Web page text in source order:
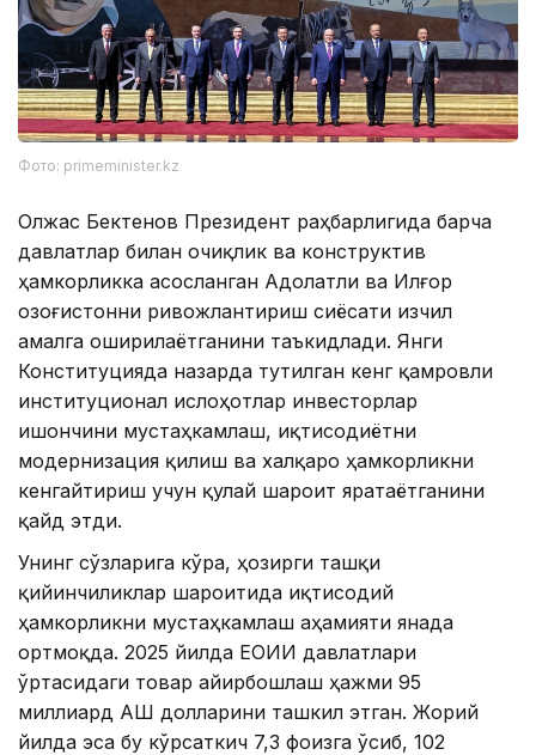
Фото: primeminister.kz
Олжас Бектенов Президент раҳбарлигида барча
давлатлар билан очиқлик ва конструктив
ҳамкорликка асосланган Адолатли ва Илғор
Қозоғистонни ривожлантириш сиёсати изчил
амалга оширилаётганини таъкидлади. Янги
Конституцияда назарда тутилган кенг қамровли
институционал ислоҳотлар инвесторлар
ишончини мустаҳкамлаш, иқтисодиётни
модернизация қилиш ва халқаро ҳамкорликни
кенгайтириш учун қулай шароит яратаётганини
қайд этди.
Унинг сўзларига кўра, ҳозирги ташқи
қийинчиликлар шароитида иқтисодий
ҳамкорликни мустаҳкамлаш аҳамияти янада
ортмоқда. 2025 йилда ЕОИИ давлатлари
ўртасидаги товар айирбошлаш ҳажми 95
миллиард АҚШ долларини ташкил этган. Жорий
йилда эса бу кўрсаткич 7,3 фоизга ўсиб, 102